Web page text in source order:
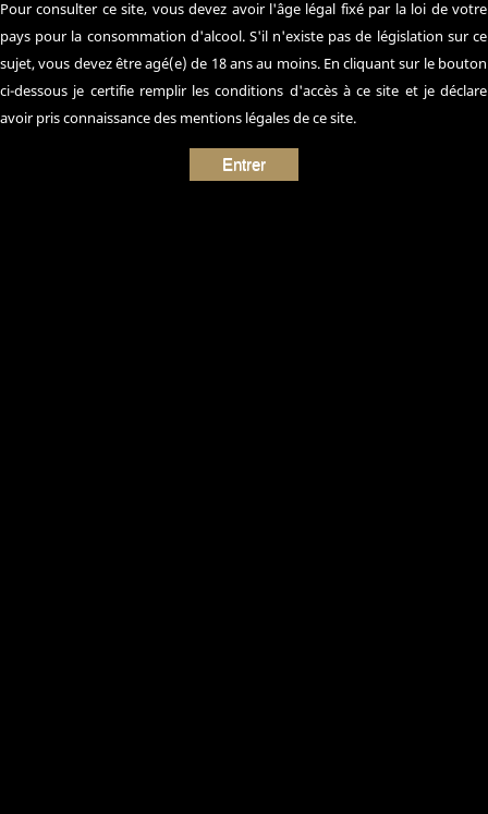
Pour consulter ce site‚ vous devez avoir l'âge légal fixé par la loi de votre
pays pour la consommation d'alcool. S'il n'existe pas de législation sur ce
sujet, vous devez être agé(e) de 18 ans au moins. En cliquant sur le bouton
ci-dessous je certifie remplir les conditions d'accès à ce site et je déclare
avoir pris connaissance des mentions légales de ce site.